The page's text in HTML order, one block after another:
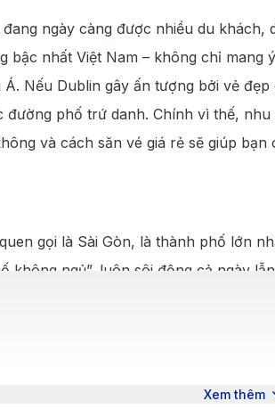
đang ngày càng được nhiều du khách,
bậc nhất Việt Nam – không chỉ
Nếu Dublin gây ấn tượng bởi vẻ
phố trứ danh. Chính vì thế,
và cách săn vé giá rẻ sẽ giúp
gọi là Sài Gòn, là thành phố lớn
ngủ”, luôn sôi động cả ngày lẫn
Xem thêm